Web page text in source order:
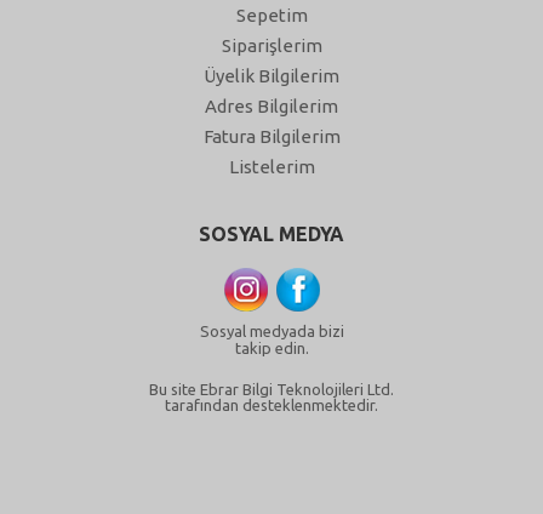
Sepetim
Siparişlerim
Üyelik Bilgilerim
Adres Bilgilerim
Fatura Bilgilerim
Listelerim
SOSYAL MEDYA
Sosyal medyada bizi
takip edin.
Bu site Ebrar Bilgi Teknolojileri Ltd.
tarafından desteklenmektedir.